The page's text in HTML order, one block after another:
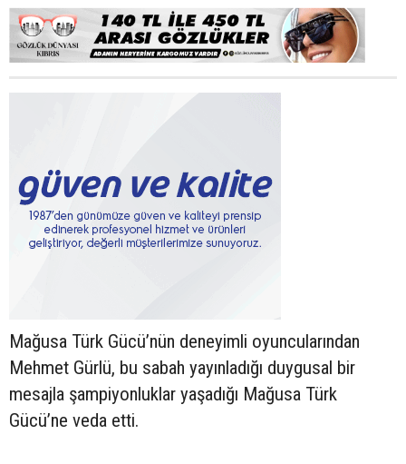
Mağusa Türk Gücü’nün deneyimli oyuncularından
Mehmet Gürlü, bu sabah yayınladığı duygusal bir
mesajla şampiyonluklar yaşadığı Mağusa Türk
Gücü’ne veda etti.